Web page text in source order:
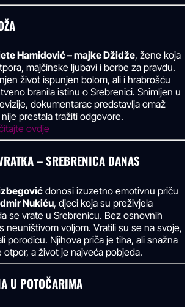
Hamidović – majke Džidže, žene koja
majčinske ljubavi i borbe za pravdu.
život ispunjen bolom, ali i hrabrošću
branila istinu o Srebrenici. Snimljen u
dokumentarac predstavlja omaž
prestala tražiti odgovore.
ovdje
– SREBRENICA DANAS
donosi izuzetno emotivnu priču
Nukiću, djeci koja su preživjela
se vrate u Srebrenicu. Bez osnovnih
neuništivom voljom. Vratili su se na svoje,
porodicu. Njihova priča je tiha, ali snažna
otpor, a život je najveća pobjeda.
U POTOČARIMA